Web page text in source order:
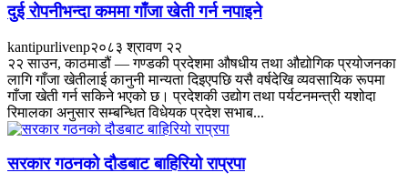
दुई रोपनीभन्दा कममा गाँजा खेती गर्न नपाइने
kantipurlivenp२०८३ श्रावण २२
२२ साउन, काठमाडौं — गण्डकी प्रदेशमा औषधीय तथा औद्योगिक प्रयोजनका
लागि गाँजा खेतीलाई कानुनी मान्यता दिइएपछि यसै वर्षदेखि व्यवसायिक रूपमा
गाँजा खेती गर्न सकिने भएको छ। प्रदेशकी उद्योग तथा पर्यटनमन्त्री यशोदा
रिमालका अनुसार सम्बन्धित विधेयक प्रदेश सभाब...
सरकार गठनको दौडबाट बाहिरियो राप्रपा